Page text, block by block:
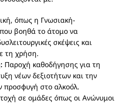
όπως η Γνωσιακή-
βοηθά το άτομο να
σκέψεις και
τη χρήση.
Παροχή καθοδήγησης για τη
νέων δεξιοτήτων και την
προσφυγή στο αλκοόλ.
σε ομάδες όπως οι Ανώνυμοι